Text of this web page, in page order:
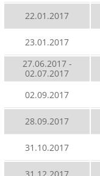
22.01.2017
23.01.2017
27.06.2017 -
02.07.2017
02.09.2017
28.09.2017
31.10.2017